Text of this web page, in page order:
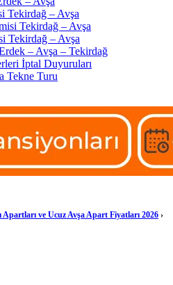
Tekirdağ – Avşa
Tekirdağ – Avşa
Tekirdağ – Avşa
– Avşa – Tekirdağ
İptal Duyuruları
Tekne Turu
Apartları ve Ucuz Avşa Apart Fiyatları 2026 ›